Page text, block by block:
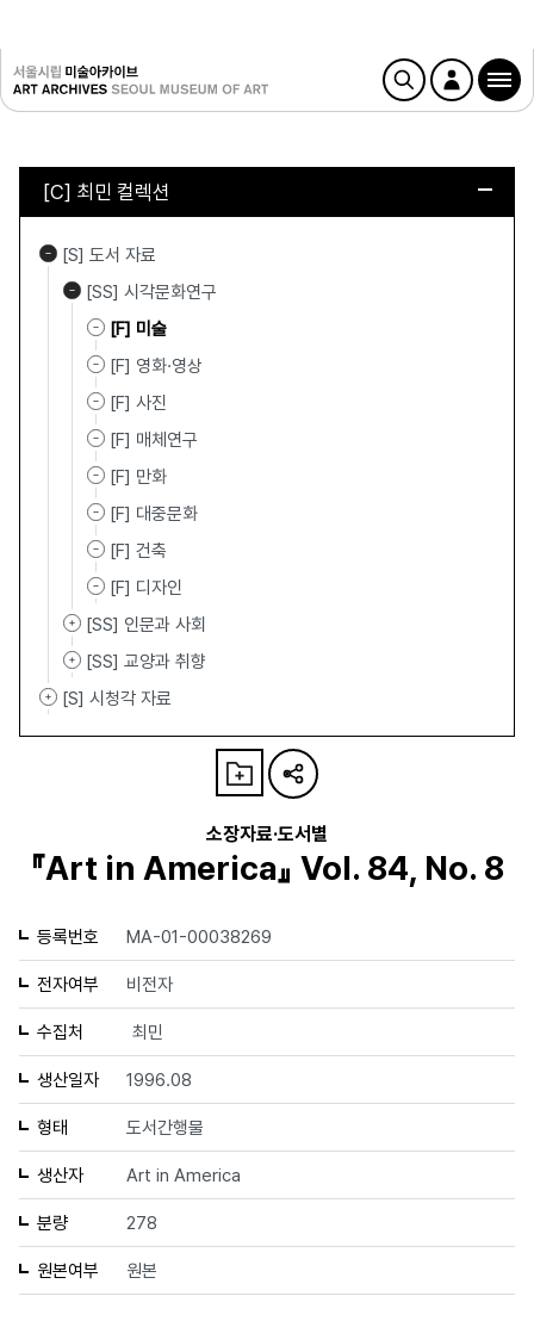
[C] 최민 컬렉션
[S] 도서 자료
[SS] 시각문화연구
[F] 미술
[F] 영화·영상
[F] 사진
[F] 매체연구
[F] 만화
[F] 대중문화
[F] 건축
[F] 디자인
[SS] 인문과 사회
[SS] 교양과 취향
[S] 시청각 자료
소장자료·도서별
『Art in America』 Vol. 84, No. 8
등록번호 MA-01-00038269
전자여부 비전자
수집처 최민
생산일자 1996.08
형태 도서간행물
생산자 Art in America
분량 278
원본여부 원본